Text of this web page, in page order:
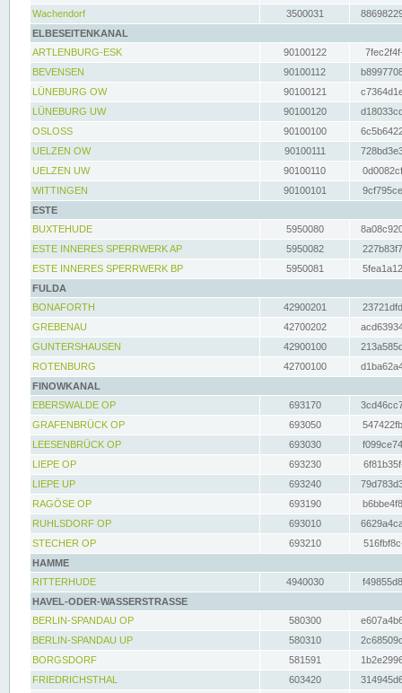
Wachendorf
3500031
ELBESEITENKANAL
ARTLENBURG-ESK
90100122
BEVENSEN
90100112
LÜNEBURG OW
90100121
LÜNEBURG UW
90100120
OSLOSS
90100100
UELZEN OW
90100111
UELZEN UW
90100110
WITTINGEN
90100101
ESTE
BUXTEHUDE
5950080
ESTE INNERES SPERRWERK AP
5950082
ESTE INNERES SPERRWERK BP
5950081
FULDA
BONAFORTH
42900201
GREBENAU
42700202
GUNTERSHAUSEN
42900100
ROTENBURG
42700100
FINOWKANAL
EBERSWALDE OP
693170
GRAFENBRÜCK OP
693050
LEESENBRÜCK OP
693030
LIEPE OP
693230
LIEPE UP
693240
RAGÖSE OP
693190
RUHLSDORF OP
693010
STECHER OP
693210
HAMME
RITTERHUDE
4940030
HAVEL-ODER-WASSERSTRASSE
BERLIN-SPANDAU OP
580300
BERLIN-SPANDAU UP
580310
BORGSDORF
581591
FRIEDRICHSTHAL
603420